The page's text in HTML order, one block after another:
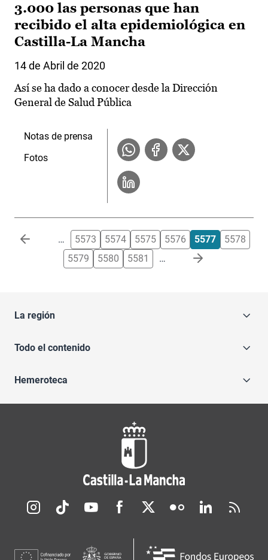
3.000 las personas que han
recibido el alta epidemiológica en
Castilla-La Mancha
14 de Abril de 2020
Así se ha dado a conocer desde la Dirección
General de Salud Pública
Notas de prensa
Fotos
Paginación … 5573 5574 5575 5576 5577
5578
5579
5580 5581 …
La región
Todo el contenido
Hemeroteca
Redes sociales JCCM